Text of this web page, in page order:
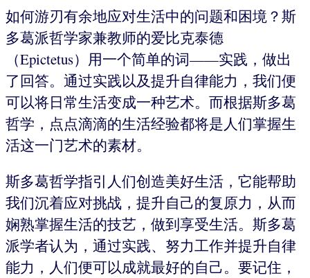
如何游刃有余地应对生活中的问题和困境？斯
多葛派哲学家兼教师的爱比克泰德
（Epictetus）用一个简单的词——实践，做出
了回答。通过实践以及提升自律能力，我们便
可以将日常生活变成一种艺术。而根据斯多葛
哲学，点点滴滴的生活经验都将是人们掌握生
活这一门艺术的素材。
斯多葛哲学指引人们创造美好生活，它能帮助
我们沉着应对挑战，提升自己的复原力，从而
娴熟掌握生活的技艺，做到享受生活。斯多葛
派学者认为，通过实践、努力工作并提升自律
能力，人们便可以成就最好的自己。要记住，